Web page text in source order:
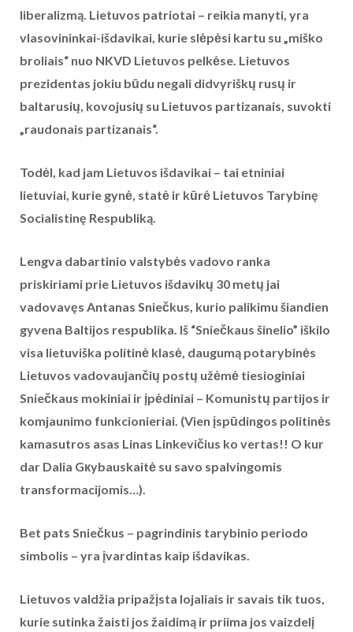
liberalizmą. Lietuvos patriotai – reikia manyti, yra
vlasovininkai-išdavikai, kurie slėpėsi kartu su „miško
broliais“ nuo NKVD Lietuvos pelkėse. Lietuvos
prezidentas jokiu būdu negali didvyriškų rusų ir
baltarusių, kovojusių su Lietuvos partizanais, suvokti
„raudonais partizanais“.
Todėl, kad jam Lietuvos išdavikai – tai etniniai
lietuviai, kurie gynė, statė ir kūrė Lietuvos Tarybinę
Socialistinę Respubliką.
Lengva dabartinio valstybės vadovo ranka
priskiriami prie Lietuvos išdavikų 30 metų jai
vadovavęs Antanas Sniečkus, kurio palikimu šiandien
gyvena Baltijos respublika. Iš “Sniečkaus šinelio” iškilo
visa lietuviška politinė klasė, daugumą potarybinės
Lietuvos vadovaujančių postų užėmė tiesioginiai
Sniečkaus mokiniai ir įpėdiniai – Komunistų partijos ir
komjaunimo funkcionieriai. (Vien įspūdingos politinės
kamasutros asas Linas Linkevičius ko vertas!! O kur
dar Dalia Gкybauskaitė su savo spalvingomis
transformacijomis…).
Bet pats Sniečkus – pagrindinis tarybinio periodo
simbolis – yra įvardintas kaip išdavikas.
Lietuvos valdžia pripažįsta lojaliais ir savais tik tuos,
kurie sutinka žaisti jos žaidimą ir priima jos vaizdelį